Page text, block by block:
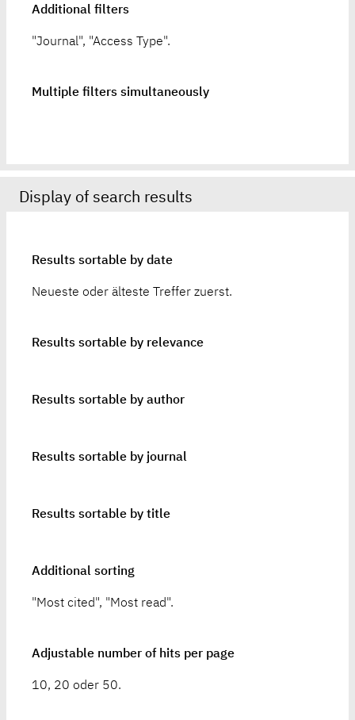
Additional filters
"Journal", "Access Type".
Multiple filters simultaneously
Display of search results
Results sortable by date
Neueste oder älteste Treffer zuerst.
Results sortable by relevance
Results sortable by author
Results sortable by journal
Results sortable by title
Additional sorting
"Most cited", "Most read".
Adjustable number of hits per page
10, 20 oder 50.